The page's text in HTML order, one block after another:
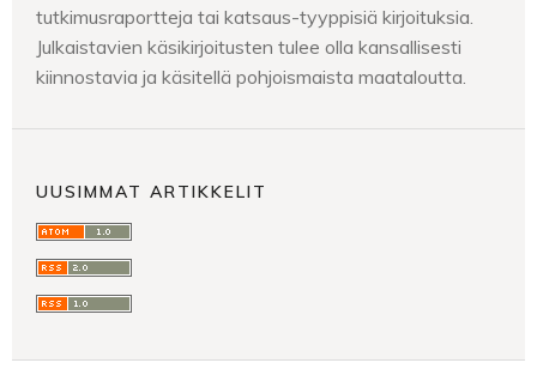
tutkimusraportteja tai katsaus-tyyppisiä kirjoituksia.
Julkaistavien käsikirjoitusten tulee olla kansallisesti
kiinnostavia ja käsitellä pohjoismaista maataloutta.
UUSIMMAT ARTIKKELIT